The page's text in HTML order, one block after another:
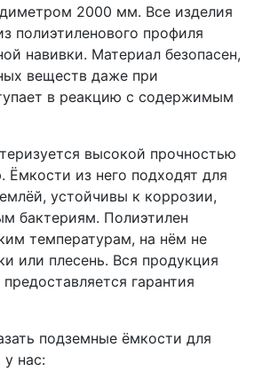
2000 мм. Все изделия
полиэтиленового профиля
навивки. Материал безопасен,
веществ даже при
в реакцию с содержимым
высокой прочностью
Ёмкости из него подходят для
устойчивы к коррозии,
бактериям. Полиэтилен
температурам, на нём не
или плесень. Вся продукция
гарантия
подземные ёмкости для
нас: